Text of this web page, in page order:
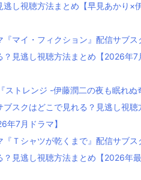
逃し視聴方法まとめ【早見あかり×
『マイ・フィクション』配信サブス
？見逃し視聴方法まとめ【2026年7
ストレンジ -伊藤潤二の夜も眠れぬ
ブスクはどこで見れる？見逃し視聴
年7月ドラマ】
『Ｔシャツが乾くまで』配信サブス
？見逃し視聴方法まとめ【2026年